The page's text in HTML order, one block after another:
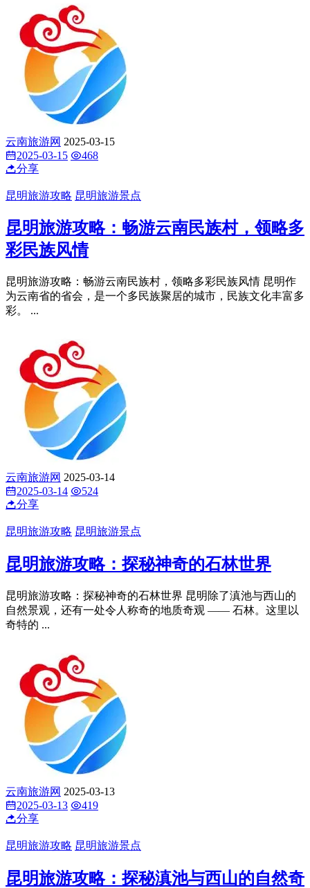
昆明旅游攻略 昆明旅游景点
昆明旅游攻略：漫步官渡古镇，探寻千年
历史古韵
昆明旅游攻略：漫步官渡古镇，探寻千年历史古韵 在昆明，
有一处能让人穿越时光、触摸历史脉搏的地方 —— 官渡古
镇。这座 ...
云南旅游网 2025-03-15
2025-03-15
468
分享